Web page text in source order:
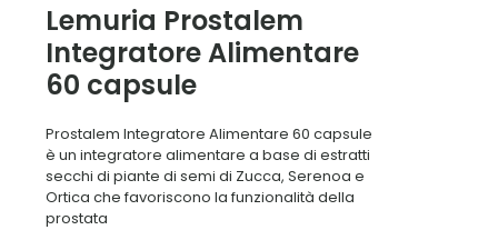
Lemuria Prostalem
Integratore Alimentare
60 capsule
Prostalem Integratore Alimentare 60 capsule
è un integratore alimentare a base di estratti
secchi di piante di semi di Zucca, Serenoa e
Ortica che favoriscono la funzionalità della
prostata